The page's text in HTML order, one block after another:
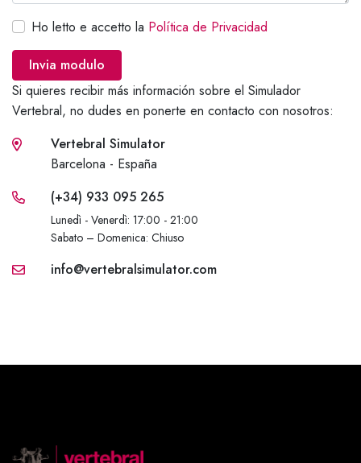
Ho letto e accetto la Política de Privacidad
Invia modulo
Si quieres recibir más información sobre el Simulador
Vertebral, no dudes en ponerte en contacto con nosotros:
Vertebral Simulator
Barcelona - España
(+34) 933 095 265
Lunedì - Venerdì: 17:00 - 21:00
Sabato – Domenica: Chiuso
info@vertebralsimulator.com